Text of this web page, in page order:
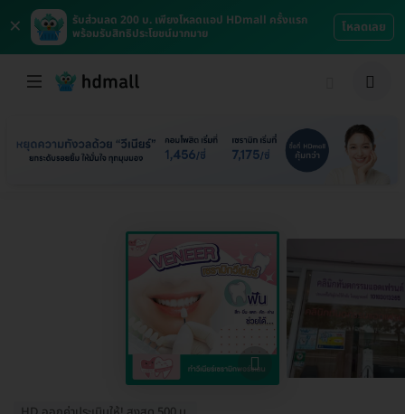
×
รับส่วนลด 200 บ. เพียงโหลดแอป HDmall ครั้งแรก
พร้อมรับสิทธิประโยชน์มากมาย
โหลดเลย